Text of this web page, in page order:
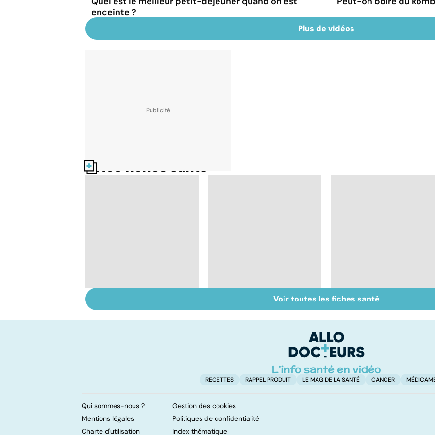
enceinte ?
Plus de vidéos
Nos fiches santé
pour et le contre
Tout savoir sur les
infections
Inflammation des
amygdales : que faire
Voir toutes les fiches santé
RECETTES RAPPEL PRODUIT LE MAG DE LA SANTÉ CANCER
Qui sommes-nous ?
Gestion des cookies
Mentions légales
Politiques de confidentialité
Charte d'utilisation
Index thématique